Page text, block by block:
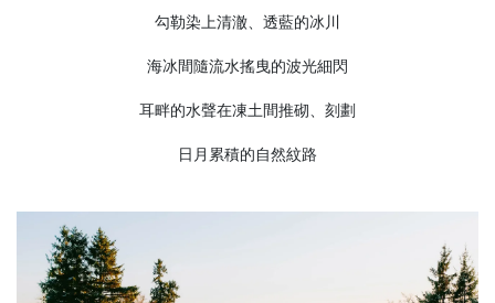
勾勒染上清澈、透藍的冰川
海冰間隨流水搖曳的波光細閃
耳畔的水聲在凍土間推砌、刻劃
日月累積的自然紋路